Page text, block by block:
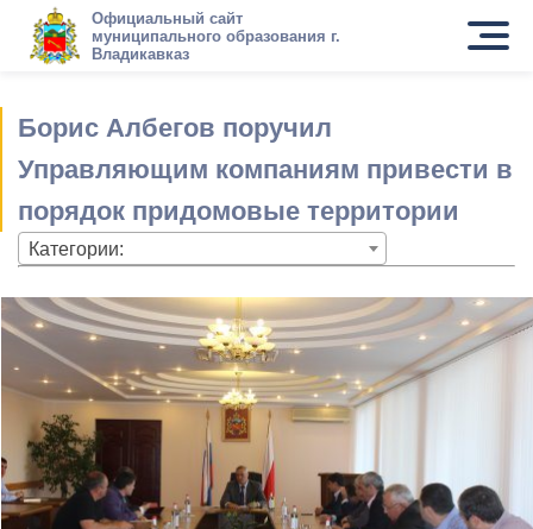
Официальный сайт
муниципального образования г.
Владикавказ
Борис Албегов поручил
Управляющим компаниям привести в
порядок придомовые территории
Категории: